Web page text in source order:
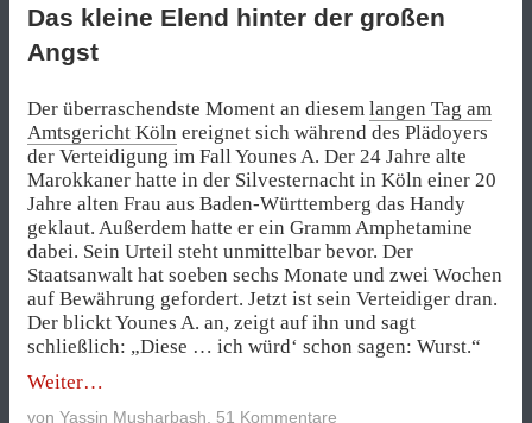
Das kleine Elend hinter der großen
Angst
Der überraschendste Moment an diesem langen Tag am
Amtsgericht Köln ereignet sich während des Plädoyers
der Verteidigung im Fall Younes A. Der 24 Jahre alte
Marokkaner hatte in der Silvesternacht in Köln einer 20
Jahre alten Frau aus Baden-Württemberg das Handy
geklaut. Außerdem hatte er ein Gramm Amphetamine
dabei. Sein Urteil steht unmittelbar bevor. Der
Staatsanwalt hat soeben sechs Monate und zwei Wochen
auf Bewährung gefordert. Jetzt ist sein Verteidiger dran.
Der blickt Younes A. an, zeigt auf ihn und sagt
schließlich: „Diese … ich würd‘ schon sagen: Wurst.“
Weiter„Das
von Yassin Musharbash 51 Kommentare